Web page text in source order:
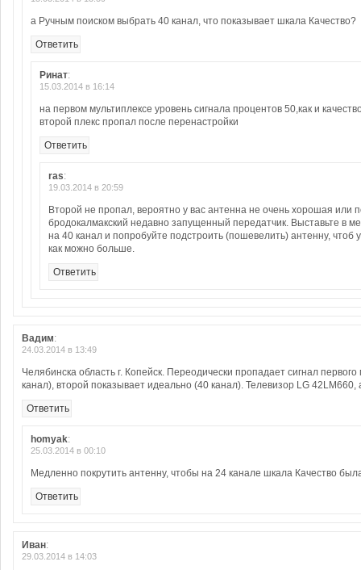
а Ручным поиском выбрать 40 канал, что показывает шкала Качество?
Ответить
Ринат:
15.03.2014 в 16:14
на первом мультиплексе уровень сигнала процентов 50,как и
второй плекс пропал после перенастройки
Ответить
ras:
19.03.2014 в 20:59
Второй не пропал, вероятно у вас антенна не очень хорошая или
бродокалмакский недавно запущенный передатчик. Выставьте в
на 40 канал и попробуйте подстроить (пошевелить) антенну, чтоб
как можно больше.
Ответить
Вадим:
24.03.2014 в 13:49
Челябинска область г. Копейск. Переодически пропадает сигнал
канал), второй показывает идеально (40 канал). Телевизор LG
Ответить
homyak:
25.03.2014 в 00:10
Медленно покрутить антенну, чтобы на 24 канале шкала Качество
Ответить
Иван:
29.03.2014 в 14:03